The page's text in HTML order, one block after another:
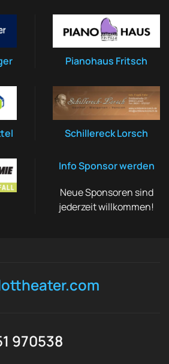
Pianohaus Fritsch
Schillereck Lorsch
Info Sponsor werden
Neue Sponsoren sind
jederzeit willkommen!
970538